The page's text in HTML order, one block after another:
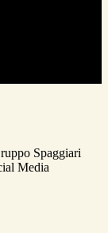
Spaggiari
Media